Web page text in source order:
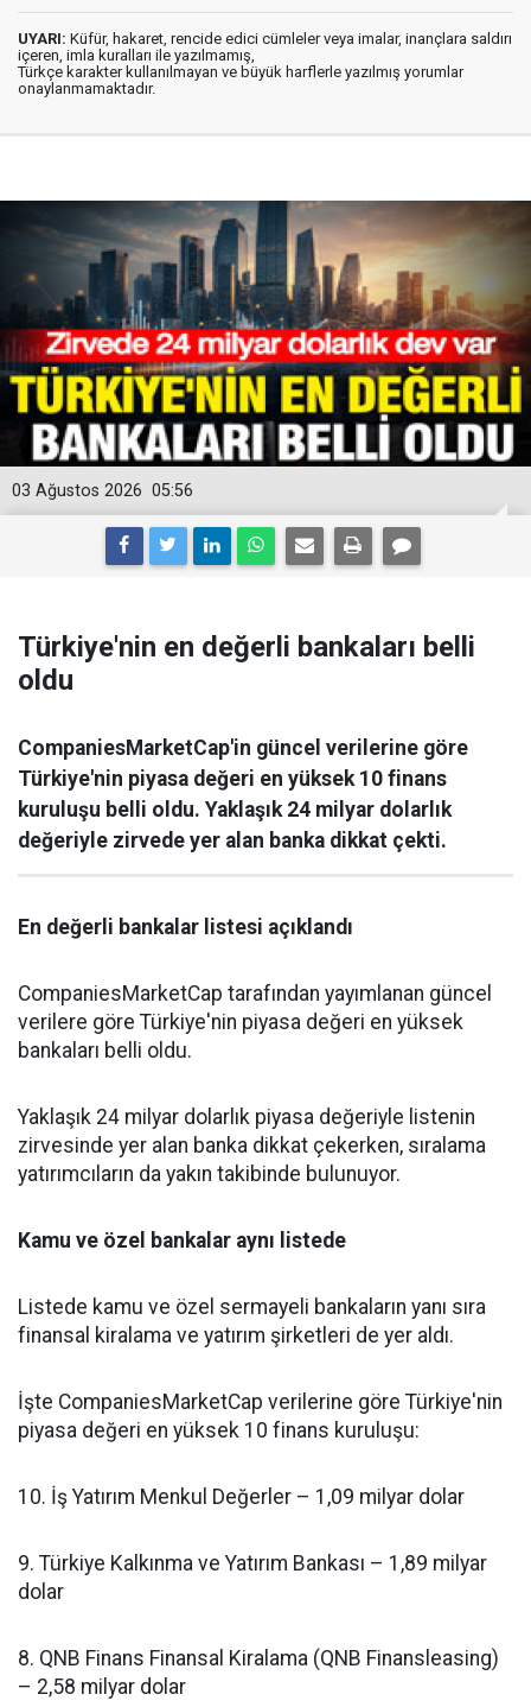
UYARI: Küfür, hakaret, rencide edici cümleler veya imalar, inançlara saldırı
içeren, imla kuralları ile yazılmamış,
Türkçe karakter kullanılmayan ve büyük harflerle yazılmış yorumlar
onaylanmamaktadır.
05:56
03 Ağustos 2026
Türkiye'nin en değerli bankaları belli
oldu
CompaniesMarketCap'in güncel verilerine göre
Türkiye'nin piyasa değeri en yüksek 10 finans
kuruluşu belli oldu. Yaklaşık 24 milyar dolarlık
değeriyle zirvede yer alan banka dikkat çekti.
En değerli bankalar listesi açıklandı
CompaniesMarketCap tarafından yayımlanan güncel
verilere göre Türkiye'nin piyasa değeri en yüksek
bankaları belli oldu.
Yaklaşık 24 milyar dolarlık piyasa değeriyle listenin
zirvesinde yer alan banka dikkat çekerken, sıralama
yatırımcıların da yakın takibinde bulunuyor.
Kamu ve özel bankalar aynı listede
Listede kamu ve özel sermayeli bankaların yanı sıra
finansal kiralama ve yatırım şirketleri de yer aldı.
İşte CompaniesMarketCap verilerine göre Türkiye'nin
piyasa değeri en yüksek 10 finans kuruluşu:
10. İş Yatırım Menkul Değerler – 1,09 milyar dolar
9. Türkiye Kalkınma ve Yatırım Bankası – 1,89 milyar
dolar
8. QNB Finans Finansal Kiralama (QNB Finansleasing)
– 2,58 milyar dolar